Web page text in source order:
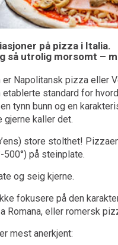
på pizza i Italia.
så utrolig morsomt –
Napolitansk pizza eller
standard for
tynn bunn og en
gjerne kaller det.
store stolthet!
på steinplate.
og seig kjerne.
fokusere på den
Romana, eller romersk
mest anerkjent: